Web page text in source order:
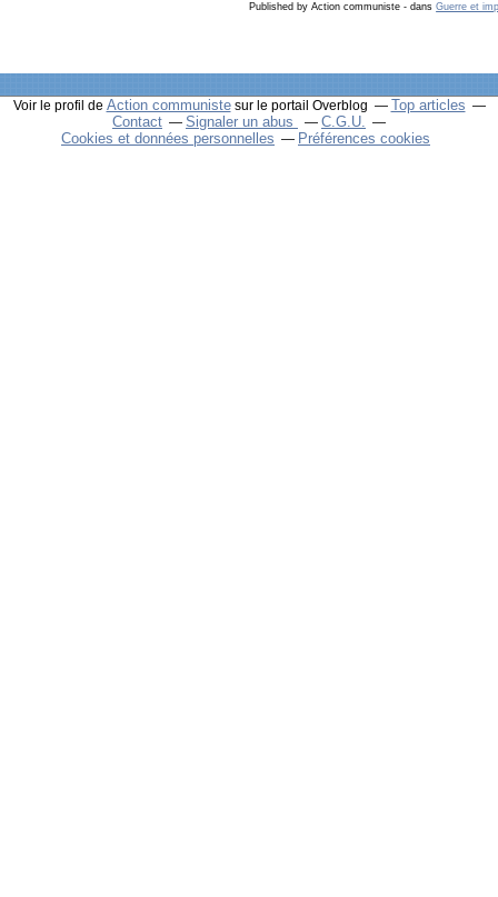
Published by Action communiste - dansGuerre et
Voir le profil de Action communistesur le portail Overblog
Top articles
Contact
Signaler un abus
C.G.U.
Cookies et données personnelles
Préférences cookies